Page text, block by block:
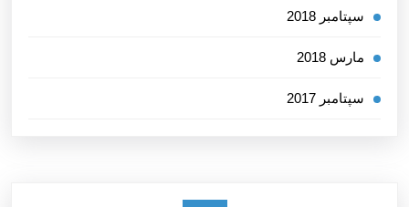
سپتامبر 2018
مارس 2018
سپتامبر 2017